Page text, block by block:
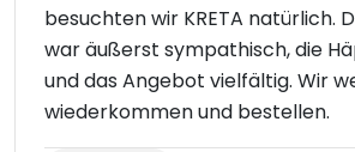
besuchten wir KRETA natürlich.
war äußerst sympathisch, die
und das Angebot vielfältig. Wir
wiederkommen und bestellen.